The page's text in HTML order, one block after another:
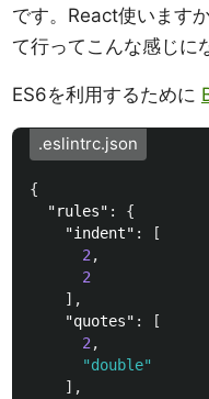
です。React使います
て行ってこんな感じに
ES6を利用するために
.eslintrc.json
{
"rules" :
{
"indent" :
[
2 ,
2
],
"quotes" :
[
2 ,
"double"
],